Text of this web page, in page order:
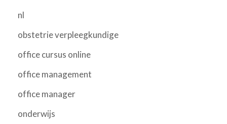
nl
obstetrie verpleegkundige
office cursus online
office management
office manager
onderwijs